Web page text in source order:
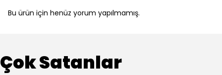
Bu ürün için henüz yorum yapılmamış.
Çok Satanlar